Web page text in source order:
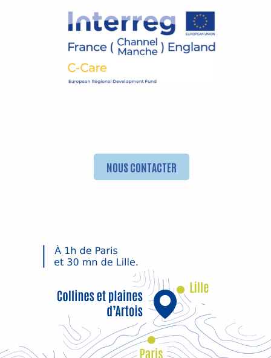
NOUS CONTACTER